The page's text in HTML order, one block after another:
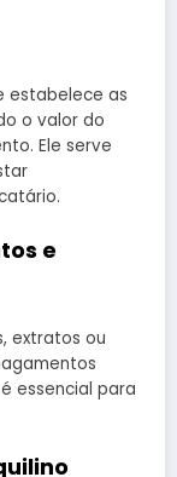
estabelece as
o valor do
Ele serve
e
extratos ou
essencial para